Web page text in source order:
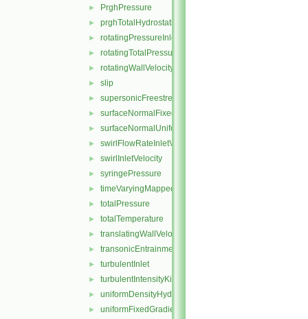
► PrghPressure
► prghTotalHydrostaticPressure
► rotatingPressureInletOutletVelocity
► rotatingTotalPressure
► rotatingWallVelocity
► slip
► supersonicFreestream
► surfaceNormalFixedValue
► surfaceNormalUniformFixedValue
► swirlFlowRateInletVelocity
► swirlInletVelocity
► syringePressure
► timeVaryingMappedFixedValue
► totalPressure
► totalTemperature
► translatingWallVelocity
► transonicEntrainmentPressure
► turbulentInlet
► turbulentIntensityKineticEnergyInlet
► uniformDensityHydrostaticPressure
► uniformFixedGradient